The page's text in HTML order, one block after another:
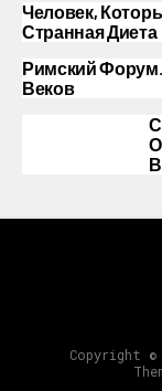
Человек,
Странная Диета
Римский
Веков
Copyright ©